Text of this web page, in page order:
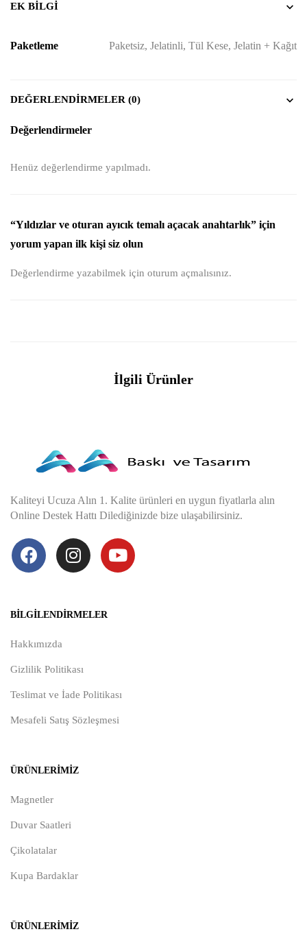
EK BILGI
Paketleme Paketsiz, Jelatinli, Tül Kese, Jelatin + Kağıt
DEĞERLENDIRMELER (0)
Değerlendirmeler
Henüz değerlendirme yapılmadı.
“Yıldızlar ve oturan ayıcık temalı açacak anahtarlık” için
yorum yapan ilk kişi siz olun
Değerlendirme yazabilmek için oturum açmalısınız.
İlgili Ürünler
Kaliteyi Ucuza Alın 1. Kalite ürünleri en uygun fiyatlarla alın
Online Destek Hattı Dilediğinizde bize ulaşabilirsiniz.
BILGILENDIRMELER
Hakkımızda
Gizlilik Politikası
Teslimat ve İade Politikası
Mesafeli Satış Sözleşmesi
ÜRÜNLERIMIZ
Magnetler
Duvar Saatleri
Çikolatalar
Kupa Bardaklar
ÜRÜNLERIMIZ